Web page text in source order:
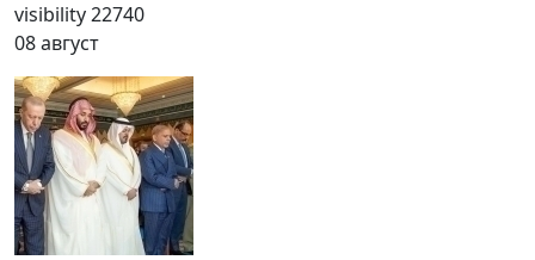
visibility22740
08 август